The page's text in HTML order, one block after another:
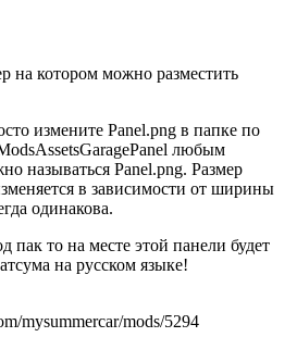
на котором можно разместить
измените Panel.png в папке по
любым
называться Panel.png. Размер
в зависимости от ширины
одинакова.
то на месте этой панели будет
на русском языке!
mysummercar/mods/5294